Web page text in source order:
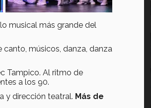
musical más grande del
músicos, danza, danza
Tampico. Al ritmo de
a los 90.
y dirección teatral. Más de